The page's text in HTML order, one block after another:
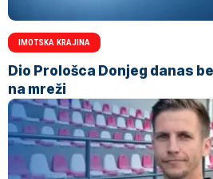
IMOTSKA KRAJINA
Dio Prološca Donjeg danas
na mreži